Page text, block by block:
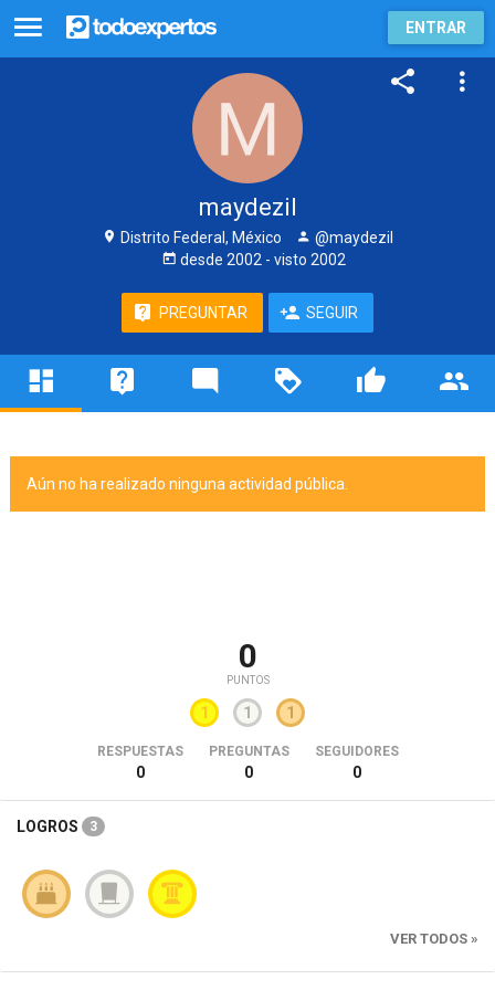
ENTRAR
maydezil
Distrito Federal, México
@maydezil
desde 2002 - visto 2002
PREGUNTAR SEGUIR
Aún no ha realizado ninguna actividad pública.
0
PUNTOS
1 1 1
RESPUESTAS
0
PREGUNTAS
0
SEGUIDORES
0
LOGROS 3
VER TODOS »